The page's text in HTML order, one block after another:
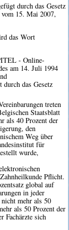
durch das Gesetz
vom 15. Mai 2007,
das Wort
- Online-
am 14. Juli 1994
durch das Gesetz
treten
Staatsblatt
als 40 Prozent der
den
Weg über
für
wurde,
Pflicht.
global auf
in jeder
mehr als 50
als 50 Prozent der
Fachärzte sich